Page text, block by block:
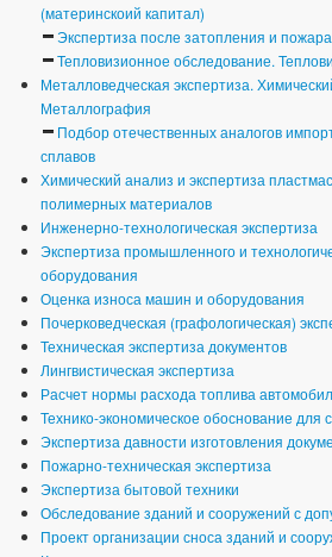
(материнскоий капитал)
Экспертиза после затопления и пожара
Тепловизионное обследование.
Металловедческая экспертиза.
Металлография
Подбор отечественных аналогов
сплавов
Химический анализ и экспертиза
полимерных материалов
Инженерно-технологическая экспертиза
Экспертиза промышленного и
оборудования
Оценка износа машин и оборудования
Почерковедческая (графологическая)
Техническая экспертиза документов
Лингвистическая экспертиза
Расчет нормы расхода топлива
Технико-экономическое обоснование для
Экспертиза давности изготовления
Пожарно-техническая экспертиза
Экспертиза бытовой техники
Обследование зданий и сооружений с
Проект организации сноса зданий и